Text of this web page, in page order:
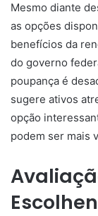
Mesmo diante
as opções
benefícios da
do governo
poupança é
sugere ativos
opção
podem ser mais